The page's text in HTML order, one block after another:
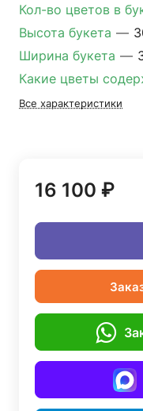
Кол-во цветов в
Высота букета —
Ширина букета —
Какие цветы
Все характеристики
16 100 ₽